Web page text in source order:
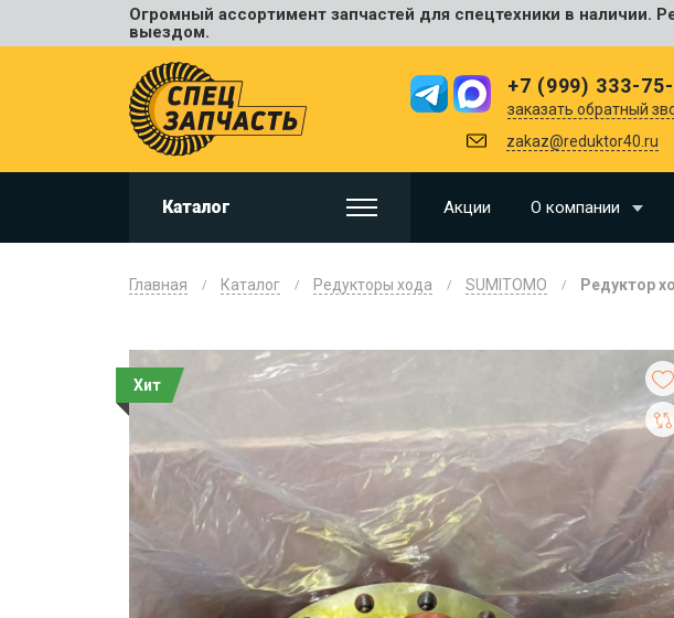
Огромный ассортимент запчастей для спецтехники в наличии.
выездом.
+7 (999) 333-
заказать обратный
zakaz@reduktor40.ru
Каталог Акции О компании
Универсальные
HITACHI
HYUNDAI
VOLVO
CAT
CASE
SHANTUI
SUMITOMO
JOHN DEERE
Главная Каталог Редукторы хода SUMITOMO Редуктор
Хит